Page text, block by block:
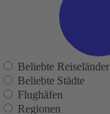
Beliebte Reiseländer
Beliebte Städte
Flughäfen
Regionen